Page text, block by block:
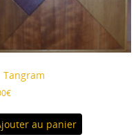
Tangram
€
au panier